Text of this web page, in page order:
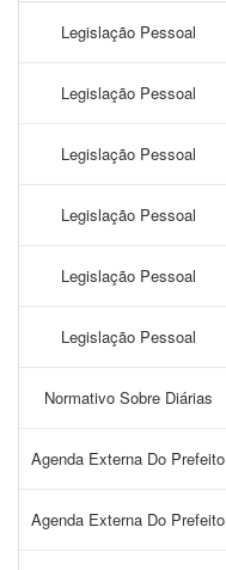
Legislação Pessoal
Legislação Pessoal
Legislação Pessoal
Legislação Pessoal
Legislação Pessoal
Legislação Pessoal
Normativo Sobre Diárias
Agenda Externa Do Prefeito
Agenda Externa Do Prefeito